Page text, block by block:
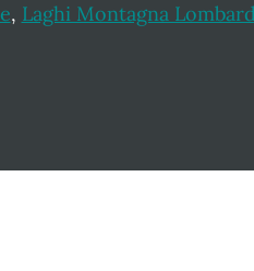
, Laghi Montagna